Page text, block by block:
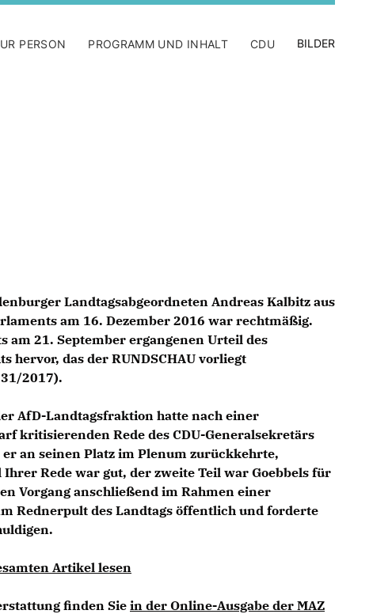
PERSON PROGRAMM UND INHALT CDU BILDER
Landtagsabgeordneten Andreas Kalbitz aus
am 16. Dezember 2016 war rechtmäßig.
am 21. September ergangenen Urteil des
hervor, das der RUNDSCHAU vorliegt
2017).
AfD-Landtagsfraktion hatte nach einer
kritisierenden Rede des CDU-Generalsekretärs
er an seinen Platz im Plenum zurückkehrte,
Ihrer Rede war gut, der zweite Teil war Goebbels für
Vorgang anschließend im Rahmen einer
Rednerpult des Landtags öffentlich und forderte
Artikel lesen
finden Sie in der Online-Ausgabe der MAZ